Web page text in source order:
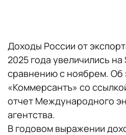
Доходы России от
2025 года увеличились
сравнению с ноябрем. Об
«Коммерсантъ» со
отчет Международного
агентства.
В годовом выражении